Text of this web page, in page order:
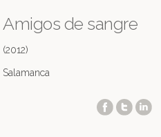
Amigos de sangre
(2012)
Salamanca